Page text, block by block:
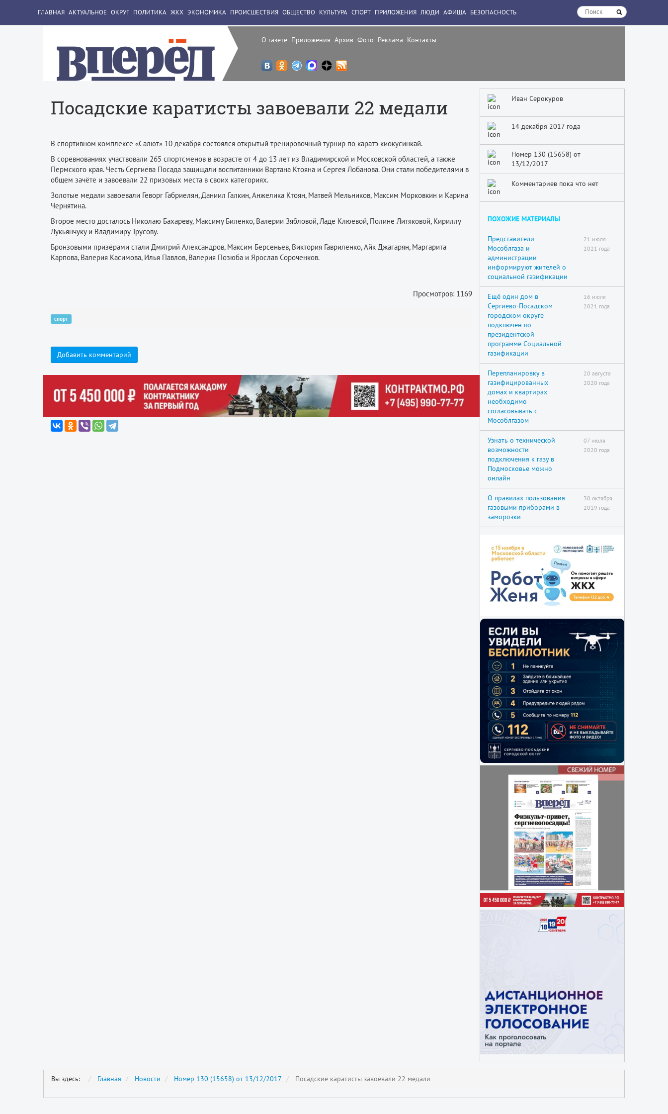
О газете Приложения Архив Фото Реклама Контакты
ГЛАВНАЯ АКТУАЛЬНОЕ ОКРУГ ПОЛИТИКА ЖКХ ЭКОНОМИКА ПРОИСШЕСТВИЯ ОБЩЕСТВО КУЛЬТУРА СПОРТ ПРИЛОЖЕНИЯ ЛЮДИ АФИША БЕЗОПАСНОСТЬ
Посадские каратисты завоевали 22 медали
В спортивном комплексе «Салют» 10 декабря состоялся открытый тренировочный турнир по каратэ киокусинкай.
В соревнованиях участвовали 265 спорт­сменов в возрасте от 4 до 13 лет из Владимирской и Московской областей, а также
Пермского края. Честь Сергиева Посада защищали воспитанники Вартана Ктояна и Сергея Лобанова. Они стали победителями в
общем зачёте и завоевали 22 призовых места в своих категориях.
Золотые медали завоевали Геворг Габриелян, Даниил Галкин, Анжелика Ктоян, Матвей Мельников, Максим Морковкин и Карина
Чернятина.
Второе место досталось Николаю Бахареву, Максиму Биленко, Валерии Зябловой, Ладе Клюевой, Полине Литяковой, Кириллу
Лукьянчуку и Владимиру Трусову.
Бронзовыми призёрами стали Дмитрий Александров, Максим Берсеньев, Виктория Гавриленко, Айк Джагарян, Маргарита
Карпова, Валерия Касимова, Илья Павлов, Валерия Позюба и Ярослав Сороченков.
Просмотров: 1169
спорт
Добавить комментарий
Иван Серокуров
14 декабря 2017 года
Номер 130 (15658) от
13/12/2017
Комментариев пока что нет
ПОХОЖИЕ МАТЕРИАЛЫ
Представители
Мособлгаза и
администрации
информируют жителей о
социальной газификации
21 июля
2021 года
Ещё один дом в
Сергиево-Посадском
городском округе
подключён по
президентской
программе Социальной
газификации
16 июля
2021 года
Перепланировку в
газифицированных
домах и квартирах
необходимо
согласовывать с
Мособлгазом
20 августа
2020 года
Узнать о технической
возможности
подключения к газу в
Подмосковье можно
онлайн
07 июля
2020 года
О правилах пользования
газовыми приборами в
заморозки
30 октября
2019 года
Вы здесь: Главная Новости Номер 130 (15658) от 13/12/2017 Посадские каратисты завоевали 22 медали